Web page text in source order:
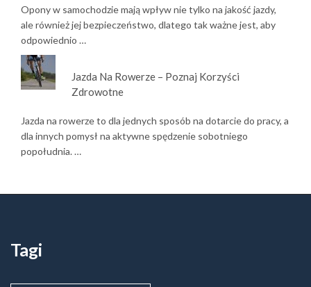
Opony w samochodzie mają wpływ nie tylko na jakość jazdy,
ale również jej bezpieczeństwo, dlatego tak ważne jest, aby
odpowiednio …
Jazda Na Rowerze – Poznaj Korzyści
Zdrowotne
Jazda na rowerze to dla jednych sposób na dotarcie do pracy, a
dla innych pomysł na aktywne spędzenie sobotniego
popołudnia. …
Tagi